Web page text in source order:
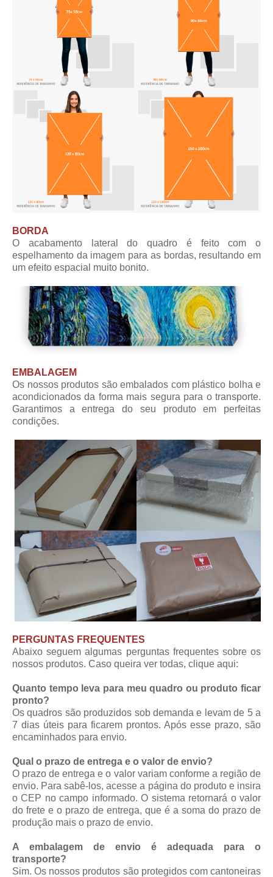
BORDA
O acabamento lateral do quadro é feito com o
espelhamento da imagem para as bordas, resultando em
um efeito espacial muito bonito.
EMBALAGEM
Os nossos produtos são embalados com plástico bolha e
acondicionados da forma mais segura para o transporte.
Garantimos a entrega do seu produto em perfeitas
condições.
PERGUNTAS FREQUENTES
Abaixo seguem algumas perguntas frequentes sobre os
nossos produtos. Caso queira ver todas, clique aqui:
Quanto tempo leva para meu quadro ou produto ficar
pronto?
Os quadros são produzidos sob demanda e levam de 5 a
7 dias úteis para ficarem prontos. Após esse prazo, são
encaminhados para envio.
Qual o prazo de entrega e o valor de envio?
O prazo de entrega e o valor variam conforme a região de
envio. Para sabê-los, acesse a página do produto e insira
o CEP no campo informado. O sistema retornará o valor
do frete e o prazo de entrega, que é a soma do prazo de
produção mais o prazo de envio.
A embalagem de envio é adequada para o
transporte?
Sim. Os nossos produtos são protegidos com cantoneiras